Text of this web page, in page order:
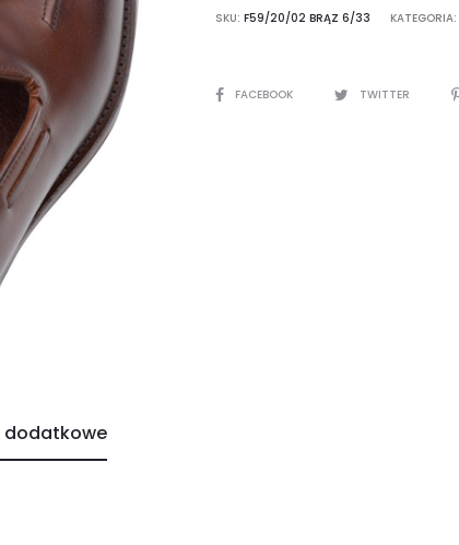
SKU: F59/20/02 BRĄZ 6/33 KATEGORIA:
SHAREFACEBOOK TWITTER
dodatkowe